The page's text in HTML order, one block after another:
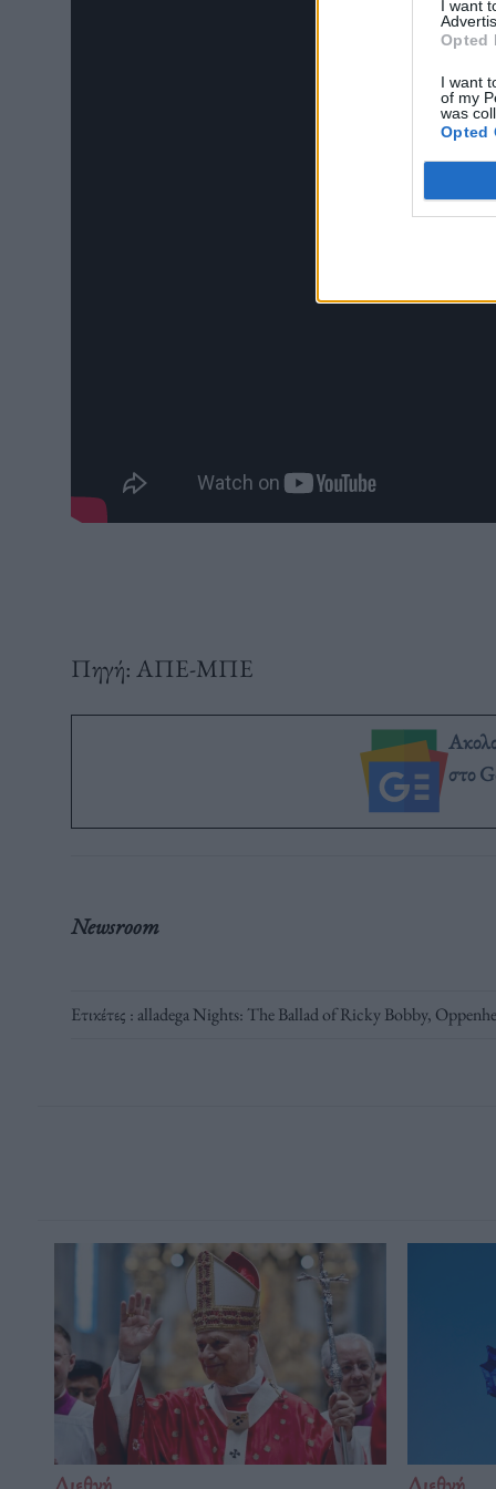
I want
Opted
I want
of my
was
Opted
Πηγή: ΑΠΕ-ΜΠΕ
στο
Newsroom
Ετικέτες : alladega Nights: The Ballad of Ricky Bobby,